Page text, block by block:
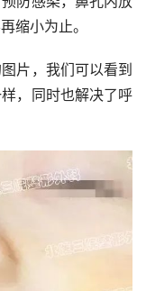
缩小为止。
片，我们可以看到
，同时也解决了呼